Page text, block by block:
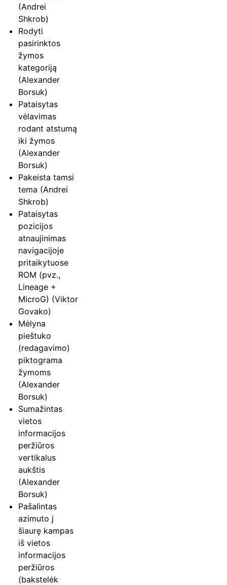
(Andrei
Shkrob)
Rodyti
pasirinktos
žymos
kategoriją
(Alexander
Borsuk)
Pataisytas
vėlavimas
rodant atstumą
iki žymos
(Alexander
Borsuk)
Pakeista tamsi
tema (Andrei
Shkrob)
Pataisytas
pozicijos
atnaujinimas
navigacijoje
pritaikytuose
ROM (pvz.,
Lineage +
MicroG) (Viktor
Govako)
Mėlyna
pieštuko
(redagavimo)
piktograma
žymoms
(Alexander
Borsuk)
Sumažintas
vietos
informacijos
peržiūros
vertikalus
aukštis
(Alexander
Borsuk)
Pašalintas
azimuto į
šiaurę kampas
iš vietos
informacijos
peržiūros
(bakstelėk